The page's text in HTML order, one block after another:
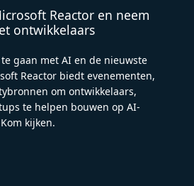
Reactor en neem
ontwikkelaars
gaan met AI en de nieuwste
Reactor biedt evenementen,
om ontwikkelaars,
te helpen bouwen op AI-
kijken.